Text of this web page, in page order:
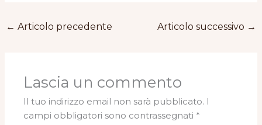
← Articolo precedente Articolo successivo →
Lascia un commento
Il tuo indirizzo email non sarà pubblicato. I
campi obbligatori sono contrassegnati *